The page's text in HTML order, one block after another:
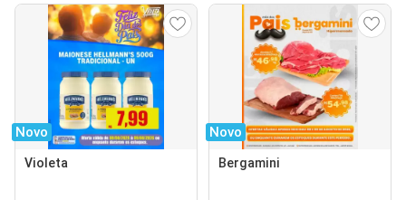
Novo
Violeta
Novo
Bergamini